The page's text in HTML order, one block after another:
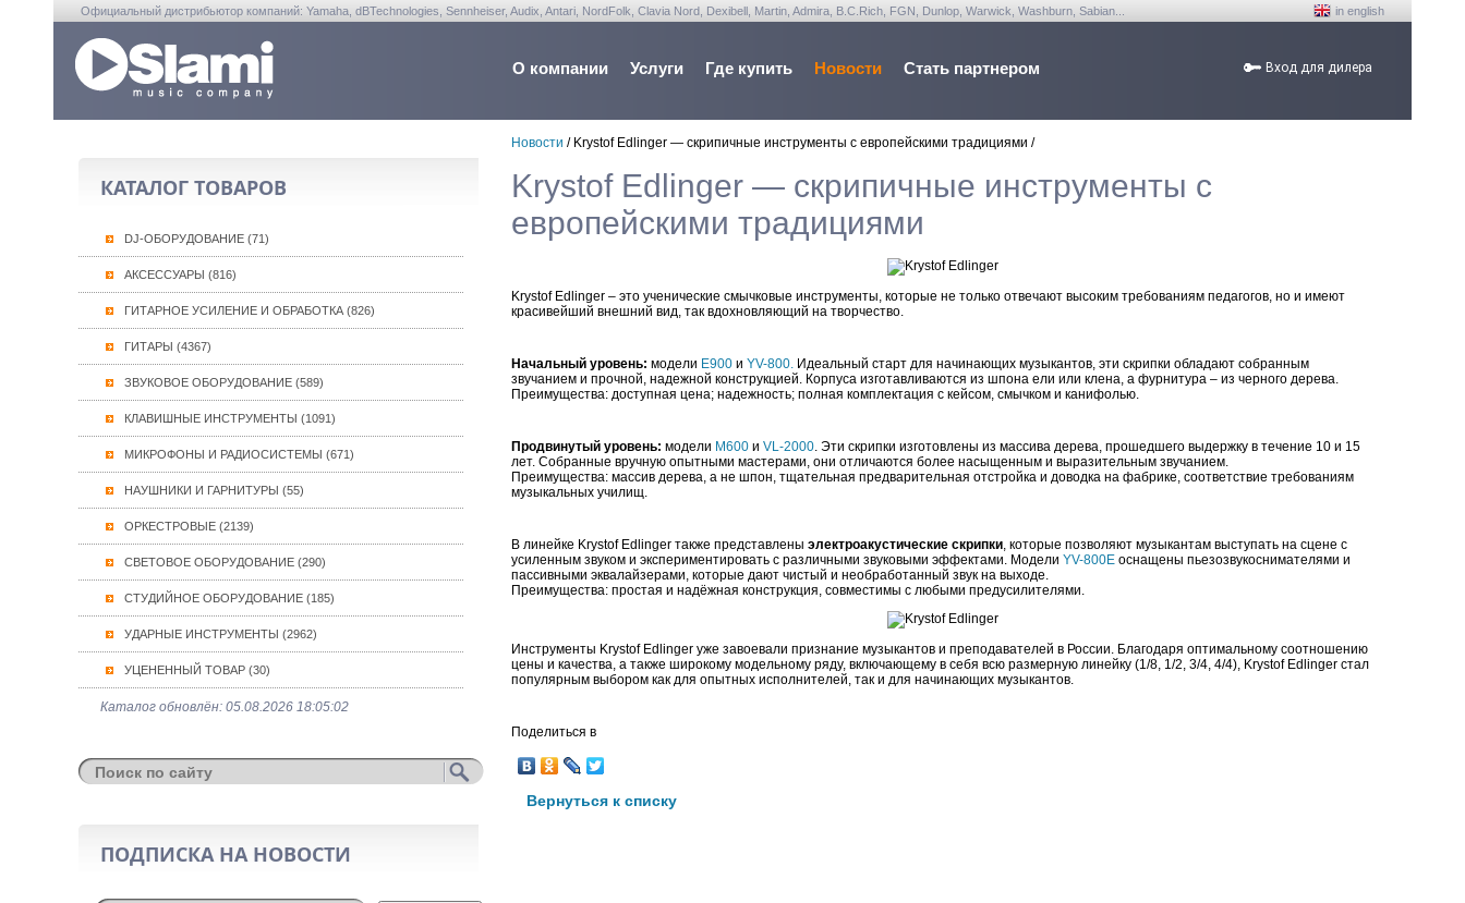
Официальный дистрибьютор компаний: Yamaha, dBTechnologies, Sennheiser, Audix, Antari, NordFolk, Clavia Nord, Dexibell, Martin, Admira, B.C.Rich, FGN, Dunlop, Warwick, Washburn, Sabian... in english
О компании Услуги Где купить Новости Стать партнером Вход для дилера
КАТАЛОГ ТОВАРОВ
DJ-ОБОРУДОВАНИЕ (71)
АКСЕССУАРЫ (816)
ГИТАРНОЕ УСИЛЕНИЕ И ОБРАБОТКА (826)
ГИТАРЫ (4367)
ЗВУКОВОЕ ОБОРУДОВАНИЕ (589)
КЛАВИШНЫЕ ИНСТРУМЕНТЫ (1091)
МИКРОФОНЫ И РАДИОСИСТЕМЫ (671)
НАУШНИКИ И ГАРНИТУРЫ (55)
ОРКЕСТРОВЫЕ (2139)
СВЕТОВОЕ ОБОРУДОВАНИЕ (290)
СТУДИЙНОЕ ОБОРУДОВАНИЕ (185)
УДАРНЫЕ ИНСТРУМЕНТЫ (2962)
УЦЕНЕННЫЙ ТОВАР (30)
Каталог обновлён: 05.08.2026 18:05:02
ПОДПИСКА НА НОВОСТИ
Новости / Krystof Edlinger — скрипичные инструменты с европейскими традициями /
Krystof Edlinger — скрипичные инструменты с
европейскими традициями
Krystof Edlinger – это ученические смычковые инструменты, которые не только отвечают высоким требованиям педагогов, но и имеют
красивейший внешний вид, так вдохновляющий на творчество.
Начальный уровень: модели E900 и YV-800. Идеальный старт для начинающих музыкантов, эти скрипки обладают собранным
звучанием и прочной, надежной конструкцией. Корпуса изготавливаются из шпона ели или клена, а фурнитура – из черного дерева.
Преимущества: доступная цена; надежность; полная комплектация с кейсом, смычком и канифолью.
Продвинутый уровень: модели M600 и VL-2000. Эти скрипки изготовлены из массива дерева, прошедшего выдержку в течение 10 и 15
лет. Собранные вручную опытными мастерами, они отличаются более насыщенным и выразительным звучанием.
Преимущества: массив дерева, а не шпон, тщательная предварительная отстройка и доводка на фабрике, соответствие требованиям
музыкальных училищ.
В линейке Krystof Edlinger также представлены электроакустические скрипки, которые позволяют музыкантам выступать на сцене с
усиленным звуком и экспериментировать с различными звуковыми эффектами. Модели YV-800E оснащены пьезозвукоснимателями и
пассивными эквалайзерами, которые дают чистый и необработанный звук на выходе.
Преимущества: простая и надёжная конструкция, совместимы с любыми предусилителями.
Инструменты Krystof Edlinger уже завоевали признание музыкантов и преподавателей в России. Благодаря оптимальному соотношению
цены и качества, а также широкому модельному ряду, включающему в себя всю размерную линейку (1/8, 1/2, 3/4, 4/4), Krystof Edlinger стал
популярным выбором как для опытных исполнителей, так и для начинающих музыкантов.
Поделиться в
Вернуться к списку